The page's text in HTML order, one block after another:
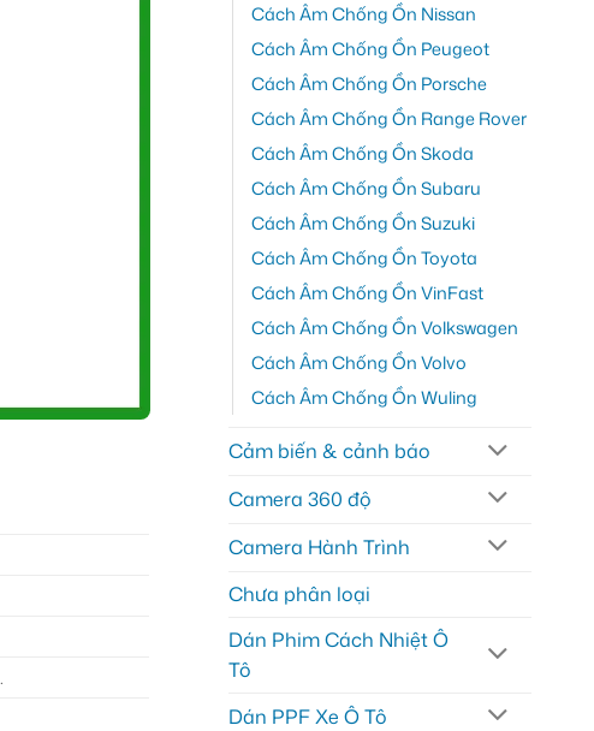
Cách Âm Chống Ồn Nissan
Cách Âm Chống Ồn Peugeot
Cách Âm Chống Ồn Porsche
Cách Âm Chống Ồn Range Rover
Cách Âm Chống Ồn Skoda
Cách Âm Chống Ồn Subaru
Cách Âm Chống Ồn Suzuki
Cách Âm Chống Ồn Toyota
Cách Âm Chống Ồn VinFast
Cách Âm Chống Ồn Volkswagen
Cách Âm Chống Ồn Volvo
Cách Âm Chống Ồn Wuling
Cảm biến & cảnh báo
Camera 360 độ
Camera Hành Trình
Chưa phân loại
Dán Phim Cách Nhiệt Ô
Tô
Dán PPF Xe Ô Tô